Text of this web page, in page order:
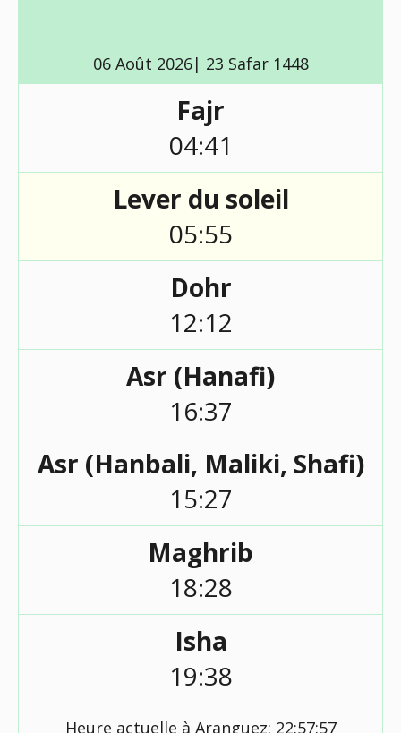
06 Août 2026| 23 Safar 1448
Fajr
04:41
Lever du soleil
05:55
Dohr
12:12
Asr (Hanafi)
16:37
Asr (Hanbali, Maliki, Shafi)
15:27
Maghrib
18:28
Isha
19:38
Heure actuelle à Aranguez: 22:57:58